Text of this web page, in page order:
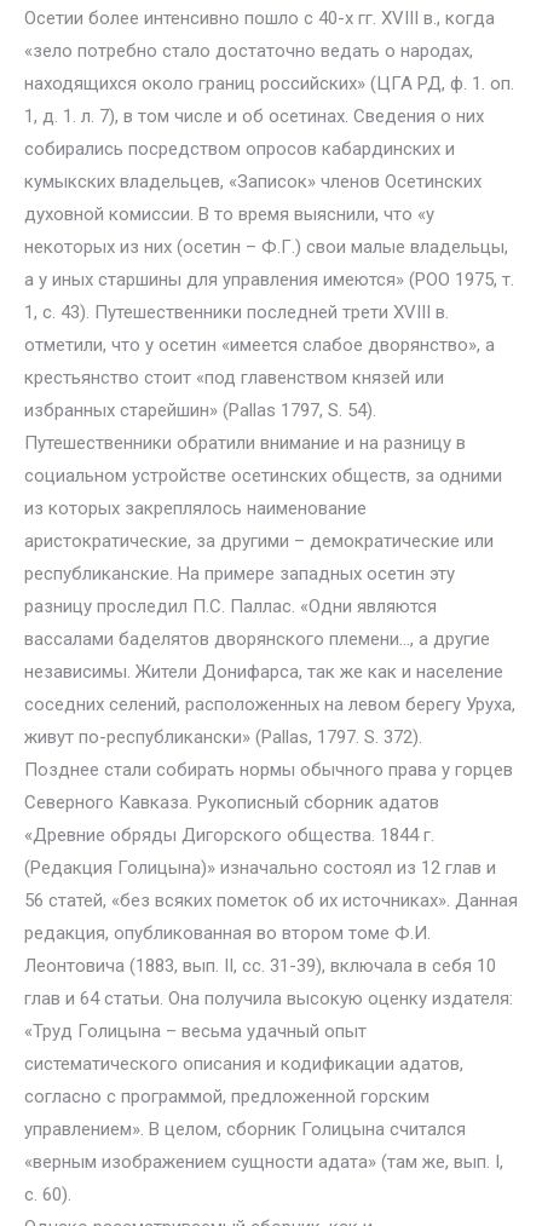
Осетии более интенсивно пошло с 40-х гг. XVIII в., когда
«зело потребно стало достаточно ведать о народах,
находящихся около границ российских» (ЦГА РД, ф. 1. оп.
1, д. 1. л. 7), в том числе и об осетинах. Сведения о них
собирались посредством опросов кабардинских и
кумыкских владельцев, «Записок» членов Осетинских
духовной комиссии. В то время выяснили, что «у
некоторых из них (осетин – Ф.Г.) свои малые владельцы,
а у иных старшины для управления имеются» (РОО 1975, т.
1, с. 43). Путешественники последней трети XVIII в.
отметили, что у осетин «имеется слабое дворянство», а
крестьянство стоит «под главенством князей или
избранных старейшин» (Pallas 1797, S. 54).
Путешественники обратили внимание и на разницу в
социальном устройстве осетинских обществ, за одними
из которых закреплялось наименование
аристократические, за другими – демократические или
республиканские. На примере западных осетин эту
разницу проследил П.С. Паллас. «Одни являются
вассалами баделятов дворянского племени…, а другие
независимы. Жители Донифарса, так же как и население
соседних селений, расположенных на левом берегу Уруха,
живут по-республикански» (Pallas, 1797. S. 372).
Позднее стали собирать нормы обычного права у горцев
Северного Кавказа. Рукописный сборник адатов
«Древние обряды Дигорского общества. 1844 г.
(Редакция Голицына)» изначально состоял из 12 глав и
56 статей, «без всяких пометок об их источниках». Данная
редакция, опубликованная во втором томе Ф.И.
Леонтовича (1883, вып. II, сс. 31-39), включала в себя 10
глав и 64 статьи. Она получила высокую оценку издателя:
«Труд Голицына – весьма удачный опыт
систематического описания и кодификации адатов,
согласно с программой, предложенной горским
управлением». В целом, сборник Голицына считался
«верным изображением сущности адата» (там же, вып. I,
с. 60).